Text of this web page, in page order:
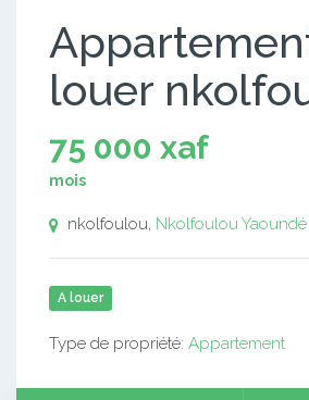
louer
75 000 xaf
mois
nkolfoulou, NkolfoulouYaoundé
A louer
Type de propriété: Appartement